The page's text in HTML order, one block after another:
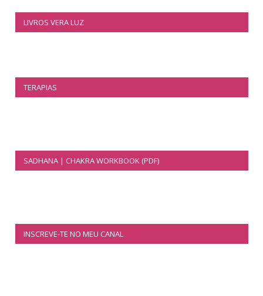
LIVROS VERA LUZ
TERAPIAS
SADHANA | CHAKRA WORKBOOK (PDF)
INSCREVE-TE NO MEU CANAL